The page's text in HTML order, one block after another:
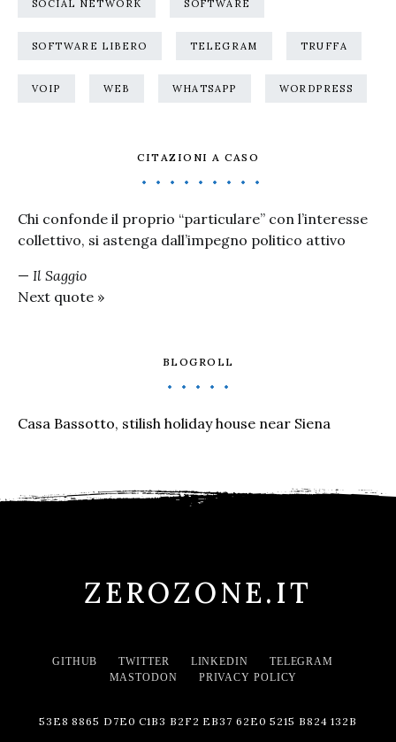
SOCIAL NETWORK SOFTWARE
SOFTWARE LIBERO TELEGRAM TRUFFA
VOIP WEB WHATSAPP WORDPRESS
CITAZIONI A CASO
Chi confonde il proprio “particulare” con l’interesse
collettivo, si astenga dall’impegno politico attivo
— Il Saggio
Next quote »
BLOGROLL
Casa Bassotto, stilish holiday house near Siena
ZEROZONE.IT
GITHUB TWITTER LINKEDIN
TELEGRAM
MASTODON
PRIVACY POLICY
53E8 8865 D7E0 C1B3 B2F2 EB37 62E0 5215 B824 132B